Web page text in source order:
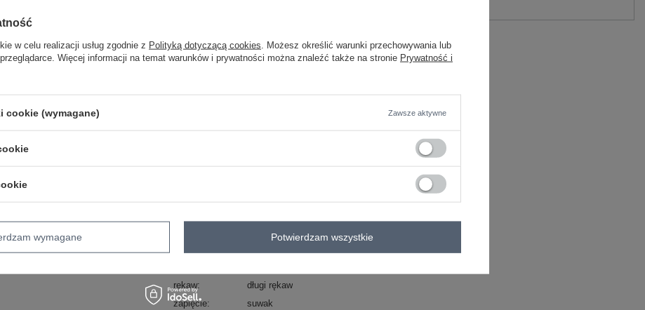
sposób prania : pranie w pralce w 30°C
rękaw
długi rękaw
zapięcie
suwak
w celu realizacji usług zgodnie z Polityką dotyczącą cookies . Możesz określić warunki przechowywania lub
Więcej informacji na temat warunków i prywatności można znaleźć także na stronie Prywatność i
cookie (wymagane) Zawsze aktywne
wymagane Potwierdzam wszystkie